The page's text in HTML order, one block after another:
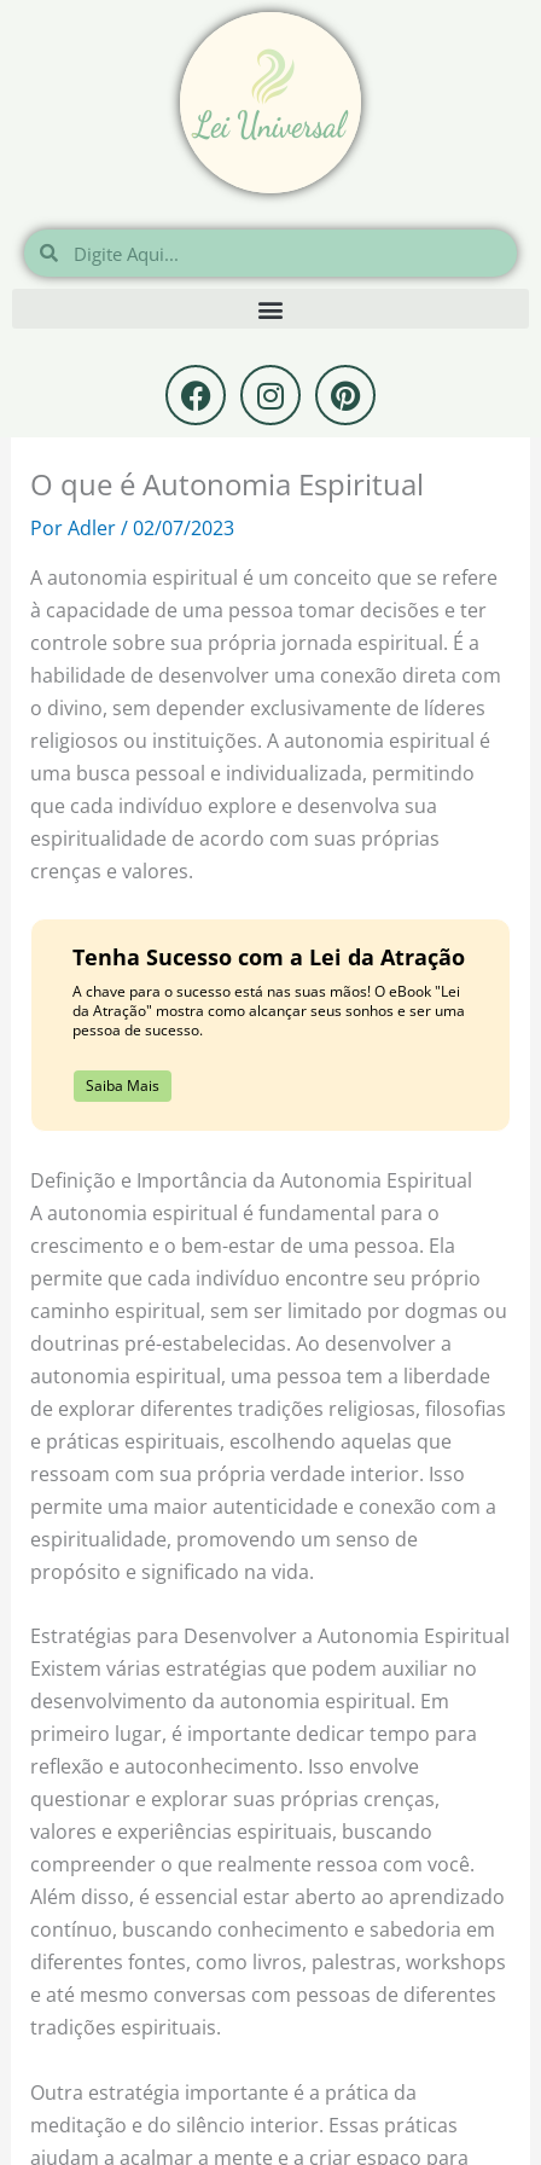
Pesquisar
Pesquisar
F
a
c
e
b
o
o
k
I
n
s
t
a
a
m
P
i
n
t
e
e
s
t
O que é Autonomia Espiritual
PorAdler/02/07/2023
A autonomia espiritual é um conceito que se refere
à capacidade de uma pessoa tomar decisões e ter
controle sobre sua própria jornada espiritual. É a
habilidade de desenvolver uma conexão direta com
o divino, sem depender exclusivamente de líderes
religiosos ou instituições. A autonomia espiritual é
uma busca pessoal e individualizada, permitindo
que cada indivíduo explore e desenvolva sua
espiritualidade de acordo com suas próprias
crenças e valores.
Tenha Sucesso com a Lei da Atração
A chave para o sucesso está nas suas mãos! O eBook "Lei
da Atração" mostra como alcançar seus sonhos e ser uma
pessoa de sucesso.
Saiba Mais
Definição e Importância da Autonomia Espiritual
A autonomia espiritual é fundamental para o
crescimento e o bem-estar de uma pessoa. Ela
permite que cada indivíduo encontre seu próprio
caminho espiritual, sem ser limitado por dogmas ou
doutrinas pré-estabelecidas. Ao desenvolver a
autonomia espiritual, uma pessoa tem a liberdade
de explorar diferentes tradições religiosas, filosofias
e práticas espirituais, escolhendo aquelas que
ressoam com sua própria verdade interior. Isso
permite uma maior autenticidade e conexão com a
espiritualidade, promovendo um senso de
propósito e significado na vida.
Estratégias para Desenvolver a Autonomia Espiritual
Existem várias estratégias que podem auxiliar no
desenvolvimento da autonomia espiritual. Em
primeiro lugar, é importante dedicar tempo para
reflexão e autoconhecimento. Isso envolve
questionar e explorar suas próprias crenças,
valores e experiências espirituais, buscando
compreender o que realmente ressoa com você.
Além disso, é essencial estar aberto ao aprendizado
contínuo, buscando conhecimento e sabedoria em
diferentes fontes, como livros, palestras, workshops
e até mesmo conversas com pessoas de diferentes
tradições espirituais.
Outra estratégia importante é a prática da
meditação e do silêncio interior. Essas práticas
ajudam a acalmar a mente e a criar espaço para